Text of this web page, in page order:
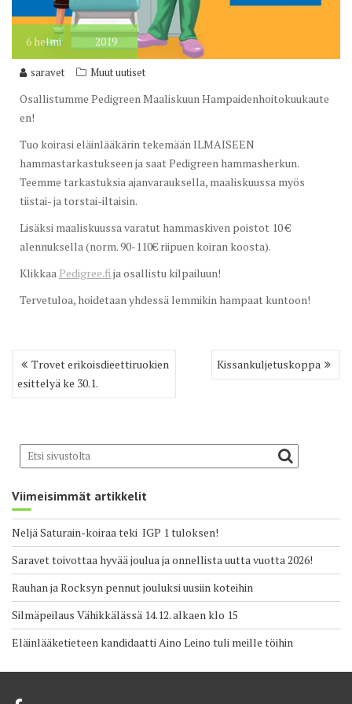
6 helmi 2019
saravet Muut uutiset
Osallistumme Pedigreen Maaliskuun Hampaidenhoitokuukaute
en!
Tuo koirasi eläinlääkärin tekemään ILMAISEEN
hammastarkastukseen ja saat Pedigreen hammasherkun.
Teemme tarkastuksia ajanvarauksella, maaliskuussa myös
tiistai- ja torstai-iltaisin.
Lisäksi maaliskuussa varatut hammaskiven poistot 10 €
alennuksella (norm. 90-110€ riipuen koiran koosta).
Klikkaa Pedigree.fija osallistu kilpailuun!
Tervetuloa, hoidetaan yhdessä lemmikin hampaat kuntoon!
Artikkelien
selaus
Trovet erikoisdieettiruokien
esittelyä ke 30.1.
Kissankuljetuskoppa
Viimeisimmät artikkelit
Neljä Saturain-koiraa teki IGP 1 tuloksen!
Saravet toivottaa hyvää joulua ja onnellista uutta vuotta 2026!
Rauhan ja Rocksyn pennut jouluksi uusiin koteihin
Silmäpeilaus Vähikkälässä 14.12. alkaen klo 15
Eläinlääketieteen kandidaatti Aino Leino tuli meille töihin